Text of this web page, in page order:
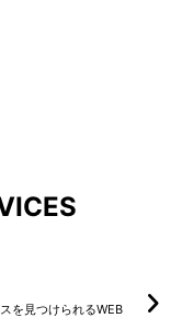
を見つけられるWEB